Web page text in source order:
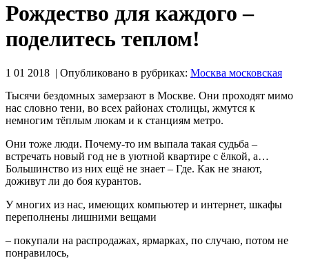
Рождество для каждого –
поделитесь теплом!
1 01 2018 | Опубликовано в рубриках: Москва московская
Тысячи бездомных замерзают в Москве. Они проходят мимо
нас словно тени, во всех районах столицы, жмутся к
немногим тёплым люкам и к станциям метро.
Они тоже люди. Почему-то им выпала такая судьба –
встречать новый год не в уютной квартире с ёлкой, а…
Большинство из них ещё не знает – Где. Как не знают,
доживут ли до боя курантов.
У многих из нас, имеющих компьютер и интернет, шкафы
переполнены лишними вещами
– покупали на распродажах, ярмарках, по случаю, потом не
понравилось,